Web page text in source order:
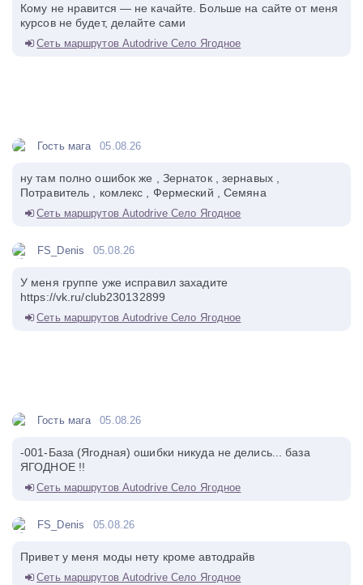
Кому не нравится — не качайте. Больше на сайте от меня
курсов не будет, делайте сами
Сеть маршрутов Autodrive Село Ягодное
Гость мага 05.08.26
ну там полно ошибок же , Зернаток , зернавых ,
Потравитель , комлекс , Фермеский , Семяна
Сеть маршрутов Autodrive Село Ягодное
FS_Denis 05.08.26
У меня группе уже исправил захадите
https://vk.ru/club230132899
Сеть маршрутов Autodrive Село Ягодное
Гость мага 05.08.26
-001-База (Ягодная) ошибки никуда не делись... база
ЯГОДНОЕ !!
Сеть маршрутов Autodrive Село Ягодное
FS_Denis 05.08.26
Привет у меня моды нету кроме автодрайв
Сеть маршрутов Autodrive Село Ягодное